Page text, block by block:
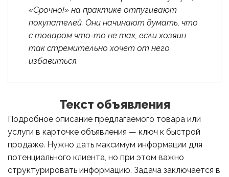
«Срочно!» на практике отпугивают
покупателей. Они начинают думать, что
с товаром что-то не так, если хозяин
так стремительно хочет от него
избавиться.
Текст объявления
Подробное описание предлагаемого товара или
услуги в карточке объявления — ключ к быстрой
продаже. Нужно дать максимум информации для
потенциального клиента, но при этом важно
структурировать информацию. Задача заключается в